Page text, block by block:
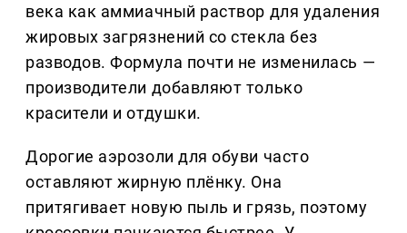
века как аммиачный раствор для удаления
жировых загрязнений со стекла без
разводов. Формула почти не изменилась —
производители добавляют только
красители и отдушки.
Дорогие аэрозоли для обуви часто
оставляют жирную плёнку. Она
притягивает новую пыль и грязь, поэтому